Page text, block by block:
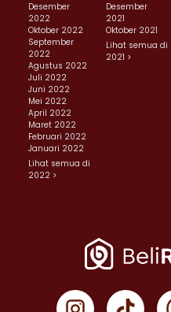
Desember
2022
Oktober 2022
September
2022
Agustus 2022
Juli 2022
Juni 2022
Mei 2022
April 2022
Maret 2022
Februari 2022
Januari 2022
Lihat semua di
2022 >
Desember
2021
Oktober 2021
Lihat semua di
2021 >